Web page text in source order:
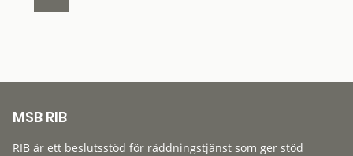
MSB RIB
RIB är ett beslutsstöd för räddningstjänst som ger stöd